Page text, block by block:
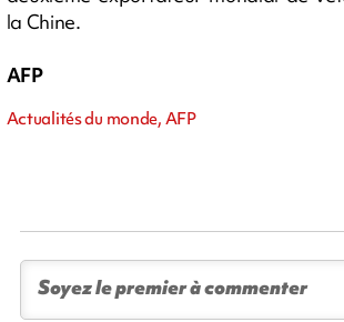
la Chine.
AFP
Actualités du monde, AFP